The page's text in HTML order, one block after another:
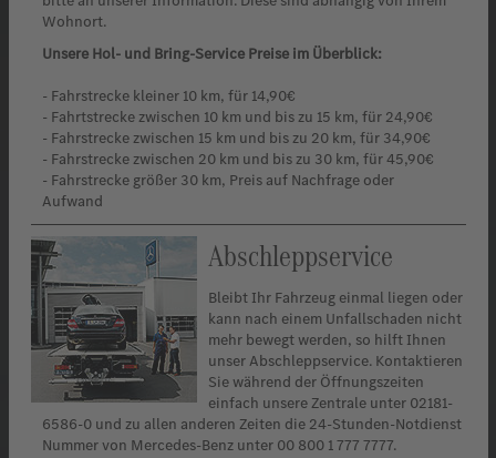
Wohnort.
Unsere Hol- und Bring-Service Preise im Überblick:
- Fahrstrecke kleiner 10 km, für 14,90€
- Fahrtstrecke zwischen 10 km und bis zu 15 km, für 24,90€
- Fahrstrecke zwischen 15 km und bis zu 20 km, für 34,90€
- Fahrstrecke zwischen 20 km und bis zu 30 km, für 45,90€
- Fahrstrecke größer 30 km, Preis auf Nachfrage oder
Aufwand
Abschleppservice
Bleibt Ihr Fahrzeug einmal liegen oder
kann nach einem Unfallschaden nicht
mehr bewegt werden, so hilft Ihnen
unser Abschleppservice. Kontaktieren
Sie während der Öffnungszeiten
einfach unsere Zentrale unter 02181-
6586-0 und zu allen anderen Zeiten die 24-Stunden-Notdienst
Nummer von Mercedes-Benz unter 00 800 1 777 7777.